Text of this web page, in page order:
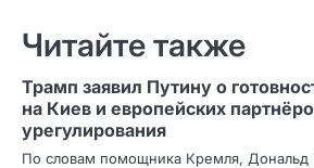
Читайте также
Трамп заявил Путину о
на Киев и европейских
урегулирования
По словам помощника Кремля, Дональд